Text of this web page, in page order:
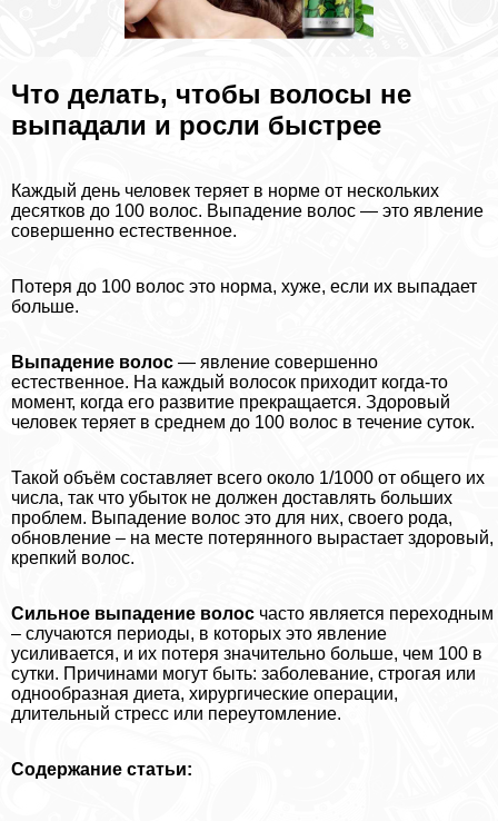
Что делать, чтобы волосы не
выпадали и росли быстрее
Каждый день человек теряет в норме от нескольких
десятков до 100 волос. Выпадение волос — это явление
совершенно естественное.
Потеря до 100 волос это норма, хуже, если их выпадает
больше.
Выпадение волос — явление совершенно
естественное. На каждый волосок приходит когда-то
момент, когда его развитие прекращается. Здоровый
человек теряет в среднем до 100 волос в течение суток.
Такой объём составляет всего около 1/1000 от общего их
числа, так что убыток не должен доставлять больших
проблем. Выпадение волос это для них, своего рода,
обновление – на месте потерянного вырастает здоровый,
крепкий волос.
Сильное выпадение волос часто является переходным
– случаются периоды, в которых это явление
усиливается, и их потеря значительно больше, чем 100 в
сутки. Причинами могут быть: заболевание, строгая или
однообразная диета, хирургические операции,
длительный стресс или переутомление.
Содержание статьи: